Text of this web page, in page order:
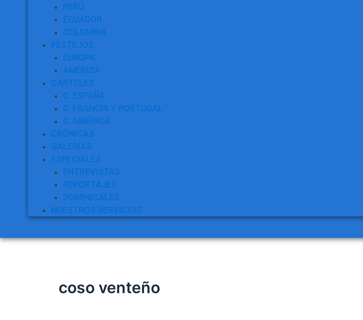
PERÚ
ECUADOR
COLOMBIA
FESTEJOS
EUROPA
AMÉRICA
CARTELES
C. ESPAÑA
C. FRANCIA Y PORTUGAL
C. AMÉRICA
CRÓNICAS
GALERÍAS
ESPECIALES
ENTREVISTAS
REPORTAJES
DOMINICALES
NUESTROS SERVICIOS
coso venteño